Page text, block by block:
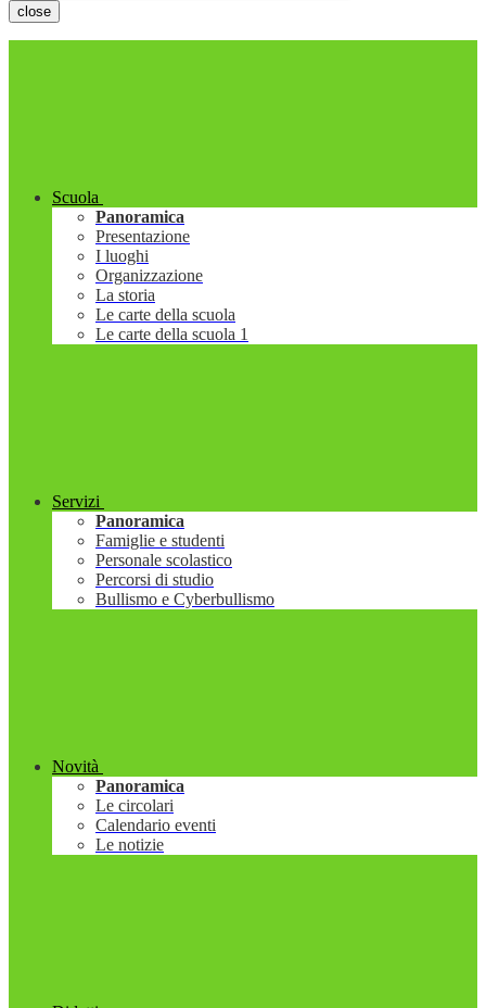
close
Scuola
Panoramica
Presentazione
I luoghi
Organizzazione
La storia
Le carte della scuola
Le carte della scuola 1
Servizi
Panoramica
Famiglie e studenti
Personale scolastico
Percorsi di studio
Bullismo e Cyberbullismo
Novità
Panoramica
Le circolari
Calendario eventi
Le notizie